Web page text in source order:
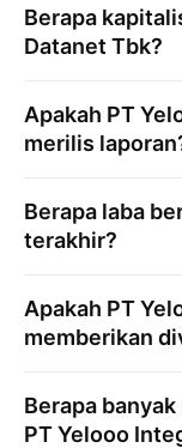
Berapa
Datanet Tbk?
Apakah PT
merilis
Berapa laba
terakhir?
Apakah PT
memberikan
Berapa
PT Yelooo